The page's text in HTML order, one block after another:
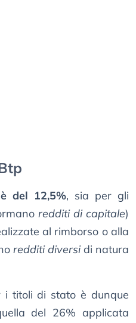
del 12,5%, sia per gli
redditi di capitale)
al rimborso o alla
redditi diversidi natura
i titoli di stato è dunque
del 26% applicata